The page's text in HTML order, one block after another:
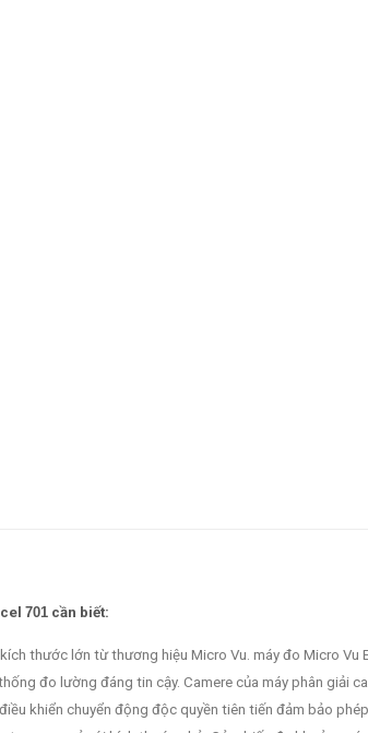
701 cần biết:
thước lớn từ thương hiệu Micro Vu. máy đo Micro Vu
đo lường đáng tin cậy. Camere của máy phân giải
khiển chuyển động độc quyền tiên tiến đảm bảo